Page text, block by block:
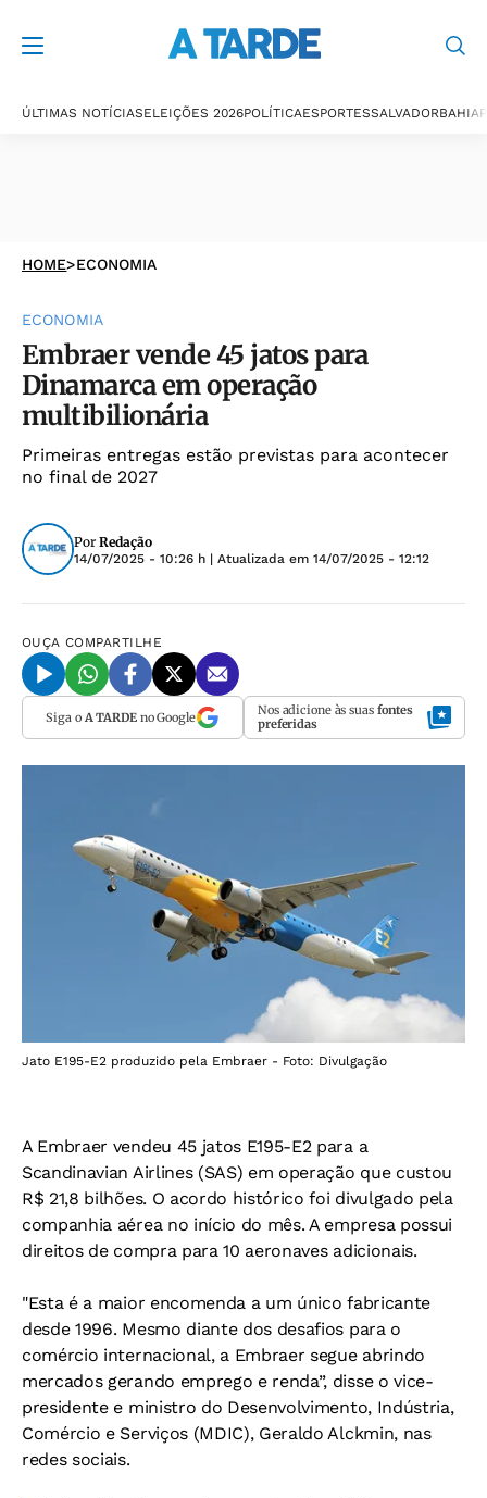
ÚLTIMAS NOTÍCIASELEIÇÕES 2026POLÍTICAESPORTESSALVADORBAHIA
HOME>ECONOMIA
ECONOMIA
Embraer vende 45 jatos para
Dinamarca em operação
multibilionária
Primeiras entregas estão previstas para acontecer
no final de 2027
Por Redação
14/07/2025 - 10:26 h | Atualizada em 14/07/2025 - 12:12
OUÇA COMPARTILHE
Siga o A TARDEno Google Nos adicione às suas fontes
preferidas
Jato E195-E2 produzido pela Embraer - Foto: Divulgação
A Embraer vendeu 45 jatos E195-E2 para a
Scandinavian Airlines (SAS) em operação que custou
R$ 21,8 bilhões. O acordo histórico foi divulgado pela
companhia aérea no início do mês. A empresa possui
direitos de compra para 10 aeronaves adicionais.
"Esta é a maior encomenda a um único fabricante
desde 1996. Mesmo diante dos desafios para o
comércio internacional, a Embraer segue abrindo
mercados gerando emprego e renda”, disse o vice-
presidente e ministro do Desenvolvimento, Indústria,
Comércio e Serviços (MDIC), Geraldo Alckmin, nas
redes sociais.